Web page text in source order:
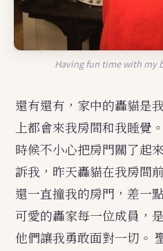
Having fun time with my
還有還有，家中的轟貓是
上都會來我房間和我睡覺
時候不小心把房門關了起
訴我，昨天轟貓在我房間
還一直撞我的房門，差一
可愛的轟家每一位成員，
他們讓我勇敢面對一切。